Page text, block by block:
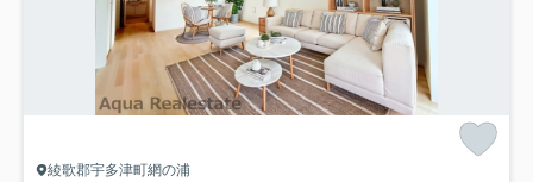
綾歌郡宇多津町網の浦